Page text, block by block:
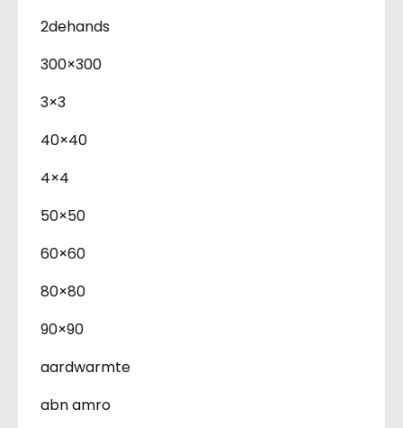
2dehands
300×300
3×3
40×40
4×4
50×50
60×60
80×80
90×90
aardwarmte
abn amro